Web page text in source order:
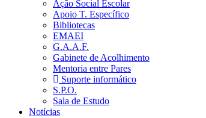
Ação Social Escolar
Apoio T. Específico
Bibliotecas
EMAEI
G.A.A.F.
Gabinete de Acolhimento
Mentoria entre Pares
Suporte informático
S.P.O.
Sala de Estudo
Notícias